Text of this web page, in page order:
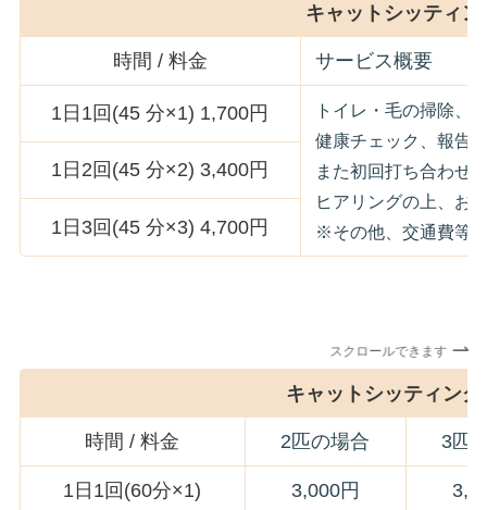
キャットシッティ
時間 / 料金 サービス概要
1日1回(45 分×1) 1,700円
トイレ・毛の掃除、
健康チェック、報告
また初回打ち合わせ
ヒアリングの上、お
※その他、交通費等
1日2回(45 分×2) 3,400円
1日3回(45 分×3) 4,700円
スクロールできます
キャットシッティン
時間 / 料金 2匹の場合 3匹
1日1回(60分×1) 3,000円